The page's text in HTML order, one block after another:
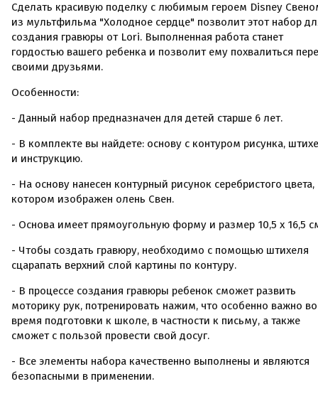
Сделать красивую поделку с любимым героем Disney
из мультфильма "Холодное сердце" позволит этот набор
создания гравюры от Lori. Выполненная работа станет
гордостью вашего ребенка и позволит ему похвалиться
своими друзьями.
Особенности:
- Данный набор предназначен для детей старше 6 лет.
- В комплекте вы найдете: основу с контуром рисунка,
и инструкцию.
- На основу нанесен контурный рисунок серебристого цвета,
котором изображен олень Свен.
- Основа имеет прямоугольную форму и размер 10,5 х 16,5
- Чтобы создать гравюру, необходимо с помощью штихеля
сцарапать верхний слой картины по контуру.
- В процессе создания гравюры ребенок сможет развить
моторику рук, потренировать нажим, что особенно важно во
время подготовки к школе, в частности к письму, а также
сможет с пользой провести свой досуг.
- Все элементы набора качественно выполнены и являются
безопасными в применении.